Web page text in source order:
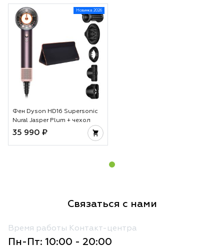
Новинка 2026
Фен Dyson HD16 Supersonic
Nural Jasper Plum + чехол
35 990 ₽
Связаться с нами
Время работы Контакт-центра
Пн-Пт: 10:00 - 20:00